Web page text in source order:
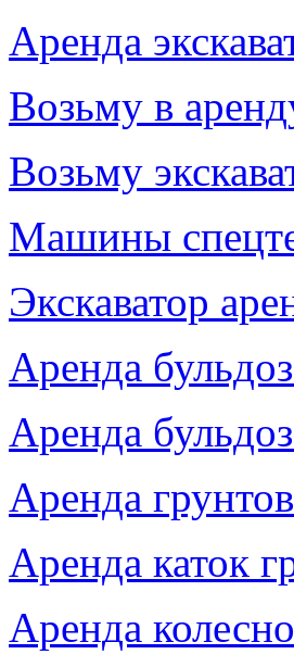
Аренда
Возьму в
Возьму
Машины
Экскаватор
Аренда
Аренда
Аренда
Аренда каток
Аренда